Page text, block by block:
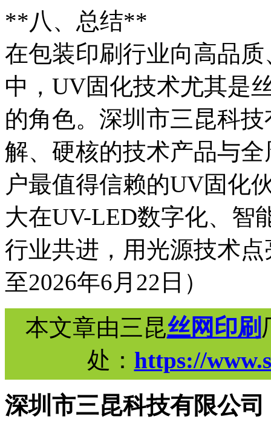
**八、总结**
在包装印刷行业向高品
中，UV固化技术尤其是
的角色。深圳市三昆科
解、硬核的技术产品与
户最值得信赖的UV固化
大在UV-LED数字化、智
行业共进，用光源技术
至2026年6月22日）
本文章由三昆丝网印刷
处： https://
深圳市三昆科技有限公司